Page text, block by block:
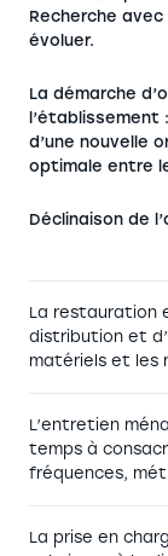
Recherche
évoluer.
La démarche
l’établissement
d’une nouvelle
optimale entre
Déclinaison de
La restauration
distribution et
matériels et les
L’entretien
temps à
fréquences,
La prise en